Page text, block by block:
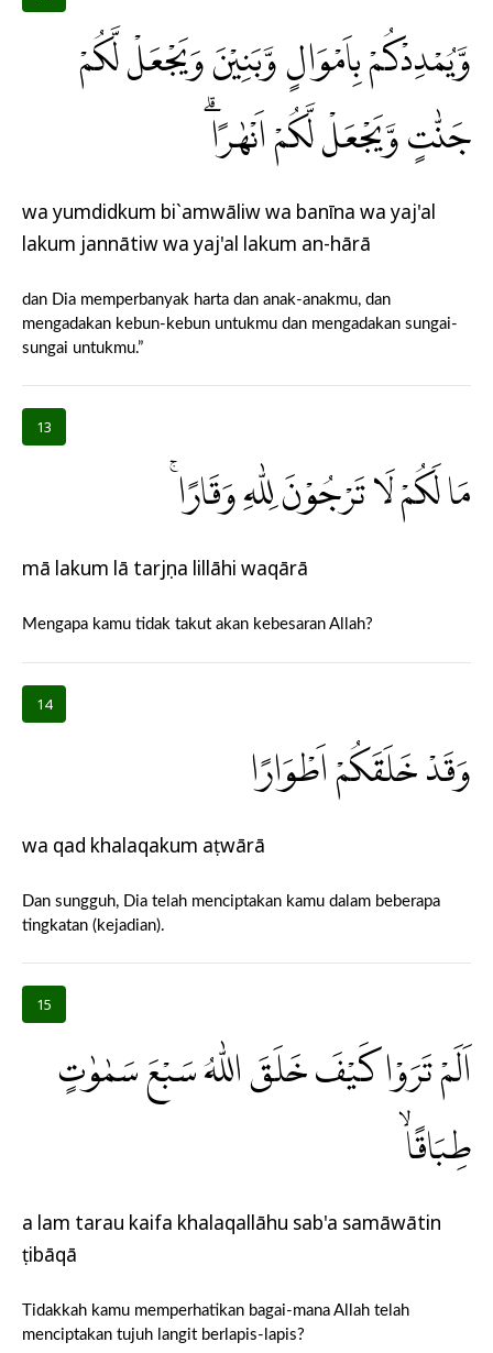
وَّيُمْدِدْكُمْ بِاَمْوَالٍ وَّبَنِيْنَ وَيَجْعَلْ لَّكُمْ
جَنّٰتٍ وَّيَجْعَلْ لَّكُمْ اَنْهٰرًاۗ
wa yumdidkum bi`amwāliw wa banīna wa yaj'al
lakum jannātiw wa yaj'al lakum an-hārā
dan Dia memperbanyak harta dan anak-anakmu, dan
mengadakan kebun-kebun untukmu dan mengadakan sungai-
sungai untukmu.”
13
مَا لَكُمْ لَا تَرْجُوْنَ لِلّٰهِ وَقَارًاۚ
mā lakum lā tarjụna lillāhi waqārā
Mengapa kamu tidak takut akan kebesaran Allah?
14
وَقَدْ خَلَقَكُمْ اَطْوَارًا
wa qad khalaqakum aṭwārā
Dan sungguh, Dia telah menciptakan kamu dalam beberapa
tingkatan (kejadian).
15
اَلَمْ تَرَوْا كَيْفَ خَلَقَ اللّٰهُ سَبْعَ سَمٰوٰتٍ
طِبَاقًاۙ
a lam tarau kaifa khalaqallāhu sab'a samāwātin
ṭibāqā
Tidakkah kamu memperhatikan bagai-mana Allah telah
menciptakan tujuh langit berlapis-lapis?